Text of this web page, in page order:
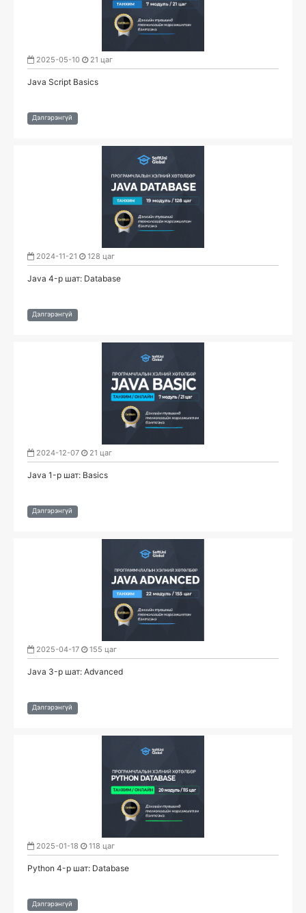
2025-05-10 21 цаг
Java Script Basics
Дэлгэрэнгүй
2024-11-21 128 цаг
Java 4-р шат: Database
Дэлгэрэнгүй
2024-12-07 21 цаг
Java 1-р шат: Basics
Дэлгэрэнгүй
2025-04-17 155 цаг
Java 3-р шат: Advanced
Дэлгэрэнгүй
2025-01-18 118 цаг
Python 4-р шат: Database
Дэлгэрэнгүй